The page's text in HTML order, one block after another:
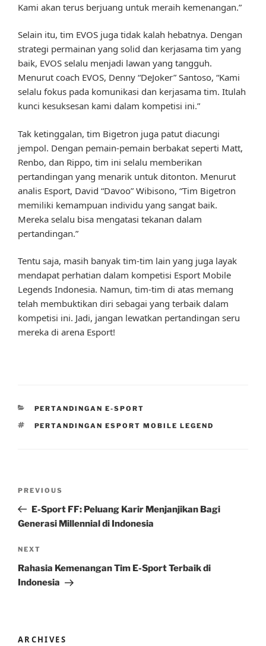
Kami akan terus berjuang untuk meraih kemenangan.”
Selain itu, tim EVOS juga tidak kalah hebatnya. Dengan
strategi permainan yang solid dan kerjasama tim yang
baik, EVOS selalu menjadi lawan yang tangguh.
Menurut coach EVOS, Denny “DeJoker” Santoso, “Kami
selalu fokus pada komunikasi dan kerjasama tim. Itulah
kunci kesuksesan kami dalam kompetisi ini.”
Tak ketinggalan, tim Bigetron juga patut diacungi
jempol. Dengan pemain-pemain berbakat seperti Matt,
Renbo, dan Rippo, tim ini selalu memberikan
pertandingan yang menarik untuk ditonton. Menurut
analis Esport, David “Davoo” Wibisono, “Tim Bigetron
memiliki kemampuan individu yang sangat baik.
Mereka selalu bisa mengatasi tekanan dalam
pertandingan.”
Tentu saja, masih banyak tim-tim lain yang juga layak
mendapat perhatian dalam kompetisi Esport Mobile
Legends Indonesia. Namun, tim-tim di atas memang
telah membuktikan diri sebagai yang terbaik dalam
kompetisi ini. Jadi, jangan lewatkan pertandingan seru
mereka di arena Esport!
CATEGORIES
PERTANDINGAN E-SPORT
TAGS
PERTANDINGAN ESPORT MOBILE LEGEND
Previous
Post
PREVIOUS
E-Sport FF: Peluang Karir Menjanjikan Bagi
Generasi Millennial di Indonesia
Next
Post
NEXT
Rahasia Kemenangan Tim E-Sport Terbaik di
Indonesia
ARCHIVES